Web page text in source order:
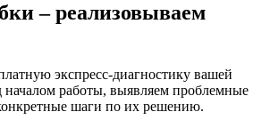
– реализовываем
экспресс-диагностику вашей
началом работы, выявляем проблемные
шаги по их решению.